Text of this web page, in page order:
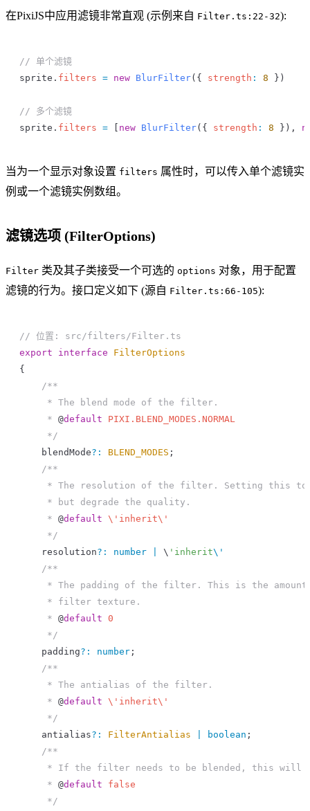
在PixiJS中应用滤镜非常直观 (示例来自 Filter.ts:22-32):
// 单个滤镜
sprite . filters = new BlurFilter({ strength : 8 })
// 多个滤镜
sprite . filters = new BlurFilter({ strength : 8 }),
当为一个显示对象设置 filters 属性时，可以传入单个滤镜实
例或一个滤镜实例数组。
滤镜选项 (FilterOptions)
Filter 类及其子类接受一个可选的 options 对象，用于配置
滤镜的行为。接口定义如下 (源自 Filter.ts:66-105):
// 位置: src/filters/Filter.ts
export interface FilterOptions
{
    /**
     * The blend mode of the filter.
     *
@default PIXI.BLEND_MODES.NORMAL
     */
    blendMode
? : BLEND_MODES ;
    /**
* The resolution of the filter. Setting this
     * but degrade the quality.
     *
@default \'inherit\'
     */
    resolution
? : number \ 'inherit\'
    /**
* The padding of the filter. This is the
     * filter texture.
     *
@default 0
     */
    padding
? : number ;
    /**
     * The antialias of the filter.
     *
@default \'inherit\'
     */
    antialias
? : FilterAntialias boolean ;
    /**
* If the filter needs to be blended, this will
     *
@default false
     */